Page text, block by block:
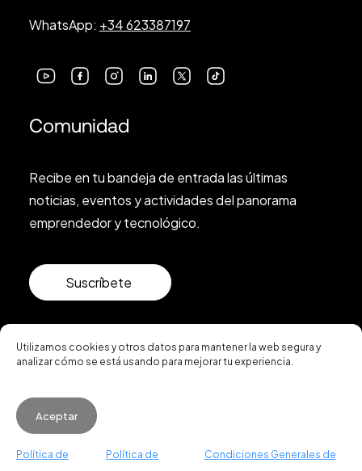
Utilizamos cookies y otros datos para mantener la web segura y
analizar cómo se está usando para mejorar tu experiencia.
Aceptar
Política de Política de Condiciones Generales de
WhatsApp: +34 623387197
Comunidad
Recibe en tu bandeja de entrada las últimas
noticias, eventos y actividades del panorama
emprendedor y tecnológico.
Suscríbete
Condiciones de Uso
de Privacidad